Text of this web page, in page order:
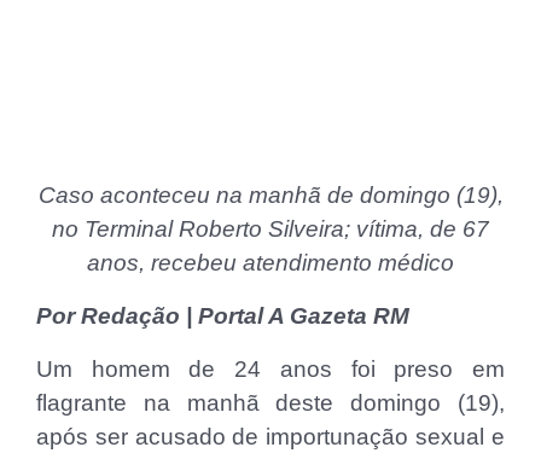
Caso aconteceu na manhã de domingo (19),
no Terminal Roberto Silveira; vítima, de 67
anos, recebeu atendimento médico
Por Redação | Portal A Gazeta RM
Um homem de 24 anos foi preso em
flagrante na manhã deste domingo (19),
após ser acusado de importunação sexual e